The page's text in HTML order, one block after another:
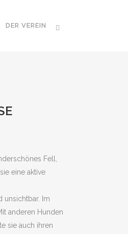
DER VEREIN
Fell,
eine aktive
unsichtbar. Im
anderen Hunden
sie auch ihren